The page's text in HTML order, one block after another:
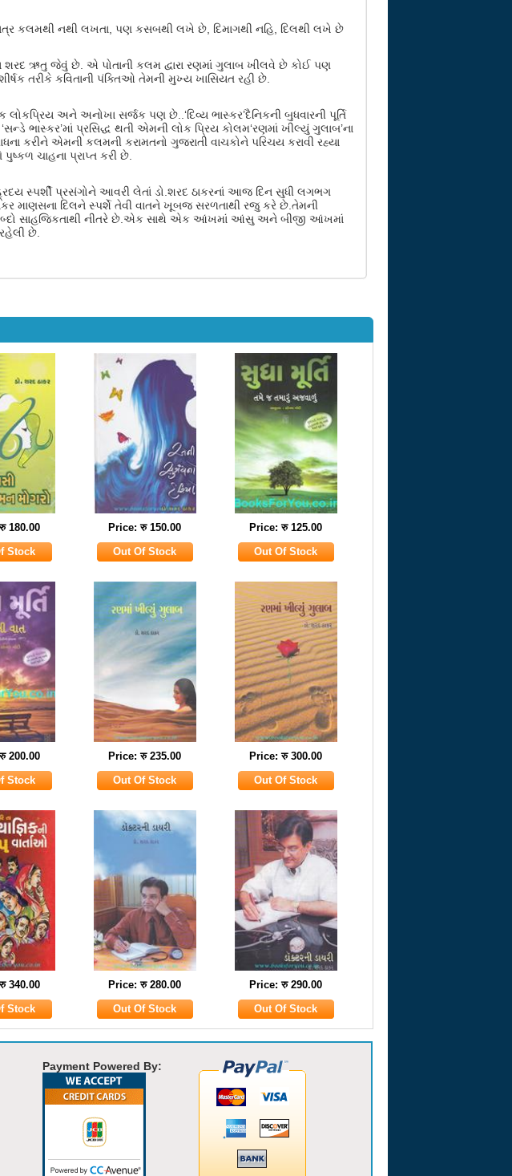
કલમથી નથી લખતા, પણ કસબથી લખે છે, દિમાગથી નહિ, દિલથી લખે છે
શરદ ઋતુ જેવું છે. એ પોતાની કલમ દ્વારા રણમાં ગુલાબ ખીલવે છે કોઈ પણ
તરીકે કવિતાની પંક્તિઓ તેમની મુખ્ય ખાસિયત રહી છે.
અને અનોખા સર્જક પણ છે..‘દિવ્ય ભાસ્કર’દૈનિકની બુધવારની પૂર્તિ
‘સન્ડે ભાસ્કર’માં પ્રસિદ્ધ થતી એમની લોક પ્રિય કોલમ‘રણમાં ખીલ્યું ગુલાબ’ના
કરીને એમની કલમની કરામતનો ગુજરાતી વાચકોને પરિચય કરાવી રહ્યા
ચાહના પ્રાપ્ત કરી છે.
સ્પર્શી પ્રસંગોને આવરી લેતાં ડો.શરદ ઠાકરનાં આજ દિન સુધી લગભગ
માણસના દિલને સ્પર્શે તેવી વાતને ખૂબજ સરળતાથી રજુ કરે છે.તેમની
સાહજિકતાથી નીતરે છે.એક સાથે એક આંખમાં આંસુ અને બીજી આંખમાં
છે.
180.00 Price: रु 150.00 Price: रु 125.00
200.00 Price: रु 235.00 Price: रु 300.00
340.00 Price: रु 280.00 Price: रु 290.00
Payment Powered By: